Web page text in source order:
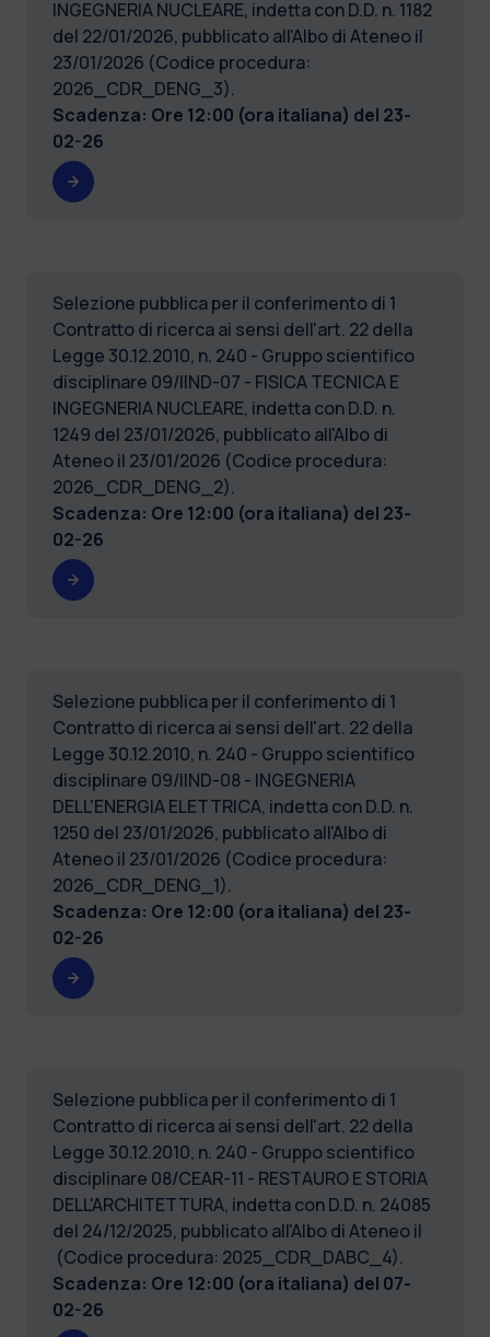
INGEGNERIA NUCLEARE, indetta con D.D. n. 1182
del 22/01/2026, pubblicato all'Albo di Ateneo il
23/01/2026 (Codice procedura:
2026_CDR_DENG_3).
Scadenza: Ore 12:00 (ora italiana) del 23-
02-26
Selezione pubblica per il conferimento di 1
Contratto di ricerca ai sensi dell'art. 22 della
Legge 30.12.2010, n. 240 - Gruppo scientifico
disciplinare 09/IIND-07 - FISICA TECNICA E
INGEGNERIA NUCLEARE, indetta con D.D. n.
1249 del 23/01/2026, pubblicato all'Albo di
Ateneo il 23/01/2026 (Codice procedura:
2026_CDR_DENG_2).
Scadenza: Ore 12:00 (ora italiana) del 23-
02-26
Selezione pubblica per il conferimento di 1
Contratto di ricerca ai sensi dell'art. 22 della
Legge 30.12.2010, n. 240 - Gruppo scientifico
disciplinare 09/IIND-08 - INGEGNERIA
DELL'ENERGIA ELETTRICA, indetta con D.D. n.
1250 del 23/01/2026, pubblicato all'Albo di
Ateneo il 23/01/2026 (Codice procedura:
2026_CDR_DENG_1).
Scadenza: Ore 12:00 (ora italiana) del 23-
02-26
Selezione pubblica per il conferimento di 1
Contratto di ricerca ai sensi dell'art. 22 della
Legge 30.12.2010, n. 240 - Gruppo scientifico
disciplinare 08/CEAR-11 - RESTAURO E STORIA
DELL'ARCHITETTURA, indetta con D.D. n. 24085
del 24/12/2025, pubblicato all'Albo di Ateneo il
(Codice procedura: 2025_CDR_DABC_4).
Scadenza: Ore 12:00 (ora italiana) del 07-
02-26